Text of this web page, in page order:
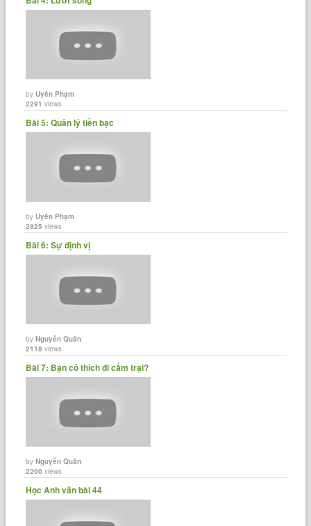
byUyên Phạm
2291 views
Bài 5: Quản lý tiền bạc
byUyên Phạm
2825 views
Bài 6: Sự định vị
byNguyễn Quân
2118 views
Bài 7: Bạn có thích đi cắm trại?
byNguyễn Quân
2200 views
Học Anh văn bài 44